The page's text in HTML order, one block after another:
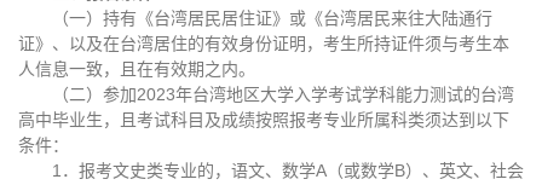
（一）持有《台湾居民居住证》或《台湾居民来往大陆通行
证》、以及在台湾居住的有效身份证明，考生所持证件须与考生本
人信息一致，且在有效期之内。
（二）参加2023年台湾地区大学入学考试学科能力测试的台湾
高中毕业生，且考试科目及成绩按照报考专业所属科类须达到以下
条件：
1．报考文史类专业的，语文、数学A（或数学B）、英文、社会